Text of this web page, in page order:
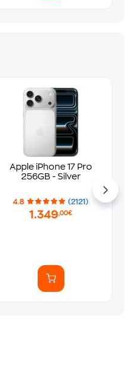
Apple iPhone 17 Pro
256GB - Silver
4.8 (2121)
1.349,00€